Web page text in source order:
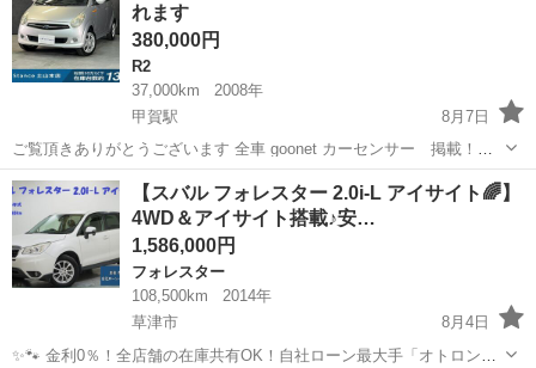
れます
380,000円
R2
37,000km
2008年
甲賀駅
8月7日
ご覧頂きありがとうございます 全車 goonet カーセンサー 掲載！！
M's Stance 土山本店 軽自動車専門店 ☆気になる車があれば、下記
に...
滋賀 甲賀市 goonet
【スバル フォレスター 2.0i-L アイサイト🌈】
4WD＆アイサイト搭載♪安…
1,586,000円
フォレスター
108,500km
2014年
草津市
8月4日
✨🐾 金利0％！全店舗の在庫共有OK！自社ローン最大手「オトロン」